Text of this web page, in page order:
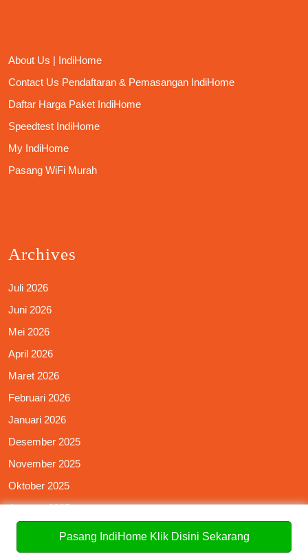
About Us | IndiHome
Contact Us Pendaftaran & Pemasangan IndiHome
Daftar Harga Paket IndiHome
Speedtest IndiHome
My IndiHome
Pasang WiFi Murah
Archives
Juli 2026
Juni 2026
Mei 2026
April 2026
Maret 2026
Februari 2026
Januari 2026
Desember 2025
November 2025
Oktober 2025
Agustus 2025
Pasang IndiHome Klik Disini Sekarang